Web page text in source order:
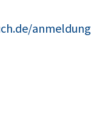
anmeldung